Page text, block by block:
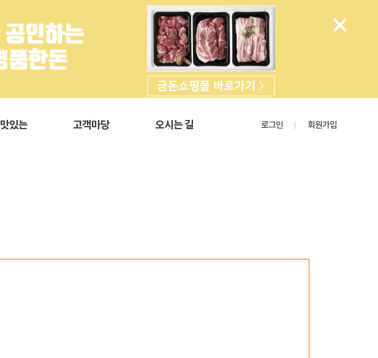
맛있는 고객마당 오시는 길 로그인 회원가입